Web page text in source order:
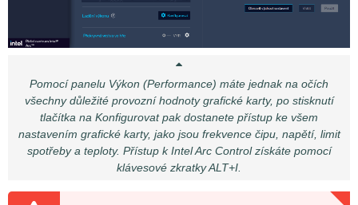
Pomocí panelu Výkon (Performance) máte jednak na očích
všechny důležité provozní hodnoty grafické karty, po stisknutí
tlačítka na Konfigurovat pak dostanete přístup ke všem
nastavením grafické karty, jako jsou frekvence čipu, napětí, limit
spotřeby a teploty. Přístup k Intel Arc Control získáte pomocí
klávesové zkratky ALT+I.